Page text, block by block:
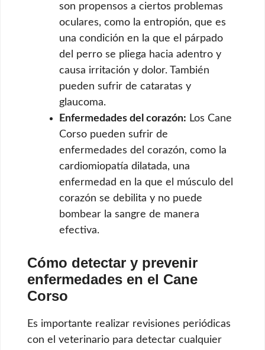
son propensos a ciertos problemas
oculares, como la entropión, que es
una condición en la que el párpado
del perro se pliega hacia adentro y
causa irritación y dolor. También
pueden sufrir de cataratas y
glaucoma.
Enfermedades del corazón: Los Cane
Corso pueden sufrir de
enfermedades del corazón, como la
cardiomiopatía dilatada, una
enfermedad en la que el músculo del
corazón se debilita y no puede
bombear la sangre de manera
efectiva.
Cómo detectar y prevenir
enfermedades en el Cane
Corso
Es importante realizar revisiones periódicas
con el veterinario para detectar cualquier